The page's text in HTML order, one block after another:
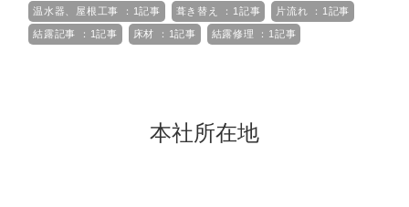
温水器、屋根工事 ：1記事 葺き替え ：1記事 片流れ ：1記事
結露記事 ：1記事 床材 ：1記事 結露修理 ：1記事
本社所在地